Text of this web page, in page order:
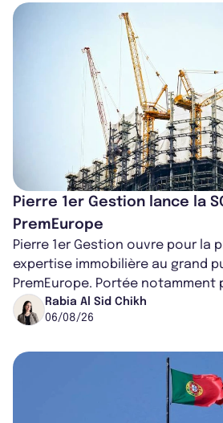
Pierre 1er Gestion lance la
PremEurope
Pierre 1er Gestion ouvre pour la
expertise immobilière au grand
PremEurope. Portée notamment
ancien directeur des
Rabia Al Sid Chikh
06/08/26